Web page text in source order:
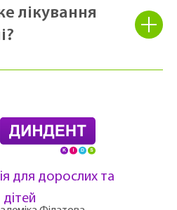
лікування
для дорослих та
дітей